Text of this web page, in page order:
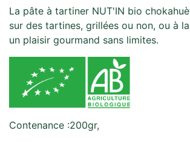
La pâte à tartiner NUT'IN bio
sur des tartines, grillées ou non, ou à
un plaisir gourmand sans limites.
Contenance :200gr,